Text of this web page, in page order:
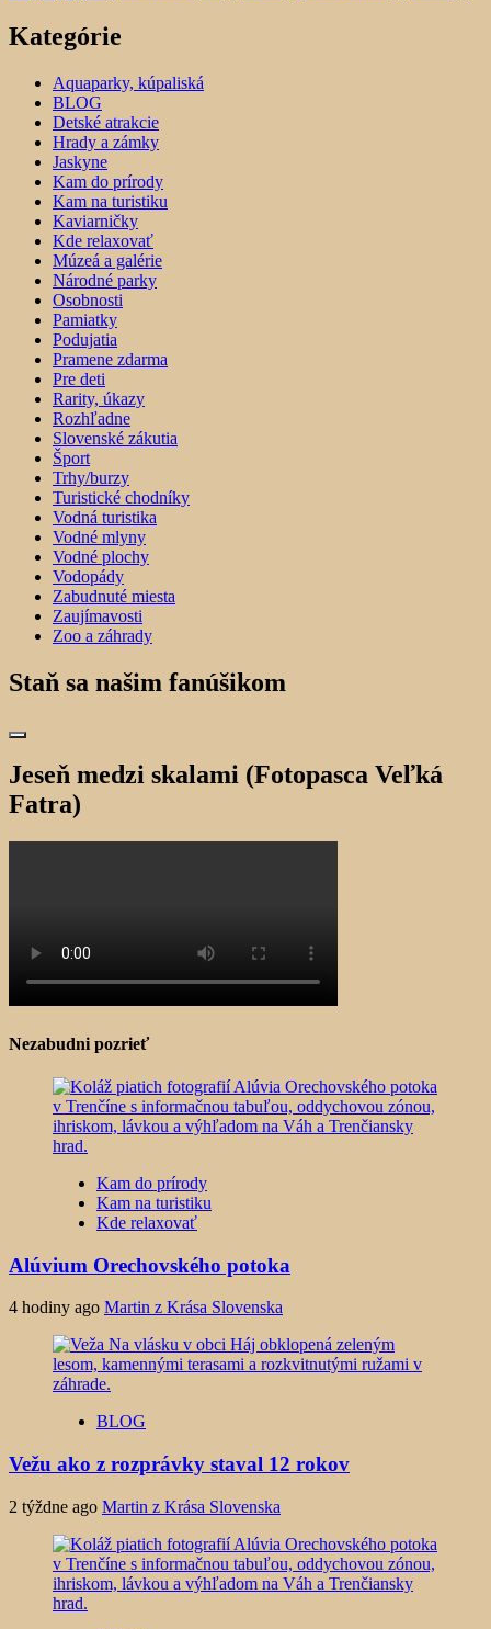
Kategórie
Aquaparky, kúpaliská
BLOG
Detské atrakcie
Hrady a zámky
Jaskyne
Kam do prírody
Kam na turistiku
Kaviarničky
Kde relaxovať
Múzeá a galérie
Národné parky
Osobnosti
Pamiatky
Podujatia
Pramene zdarma
Pre deti
Rarity, úkazy
Rozhľadne
Slovenské zákutia
Šport
Trhy/burzy
Turistické chodníky
Vodná turistika
Vodné mlyny
Vodné plochy
Vodopády
Zabudnuté miesta
Zaujímavosti
Zoo a záhrady
Staň sa našim fanúšikom
Jeseň medzi skalami (Fotopasca Veľká
Fatra)
Nezabudni pozrieť
Kam do prírody
Kam na turistiku
Kde relaxovať
Alúvium Orechovského potoka
4 hodiny ago Martin z Krása Slovenska
BLOG
Vežu ako z rozprávky staval 12 rokov
2 týždne ago Martin z Krása Slovenska